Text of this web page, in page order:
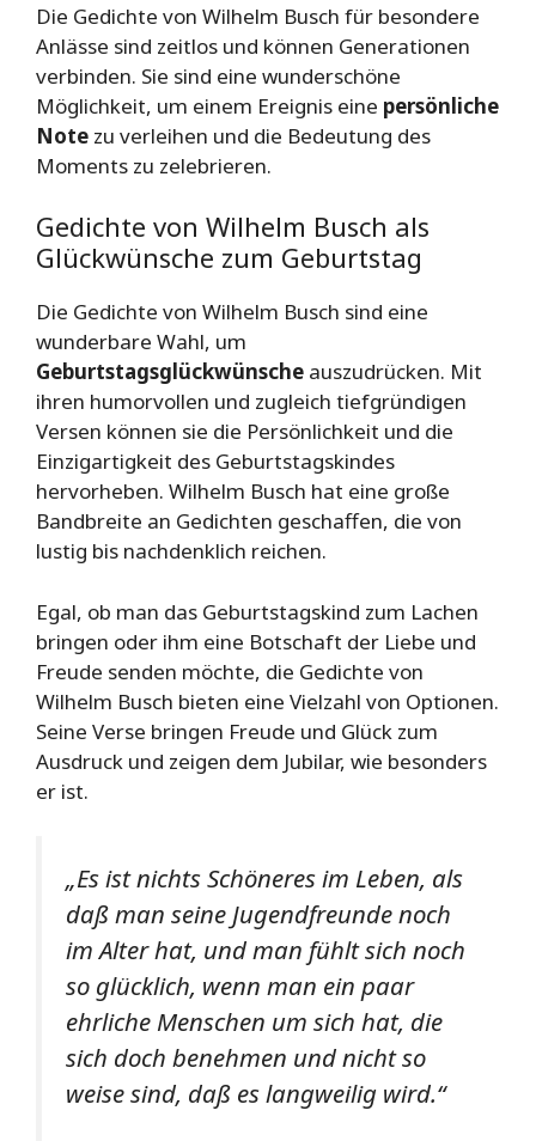
Die Gedichte von Wilhelm Busch für besondere
Anlässe sind zeitlos und können Generationen
verbinden. Sie sind eine wunderschöne
Möglichkeit, um einem Ereignis eine persönliche
Note zu verleihen und die Bedeutung des
Moments zu zelebrieren.
Gedichte von Wilhelm Busch als
Glückwünsche zum Geburtstag
Die Gedichte von Wilhelm Busch sind eine
wunderbare Wahl, um
Geburtstagsglückwünsche auszudrücken. Mit
ihren humorvollen und zugleich tiefgründigen
Versen können sie die Persönlichkeit und die
Einzigartigkeit des Geburtstagskindes
hervorheben. Wilhelm Busch hat eine große
Bandbreite an Gedichten geschaffen, die von
lustig bis nachdenklich reichen.
Egal, ob man das Geburtstagskind zum Lachen
bringen oder ihm eine Botschaft der Liebe und
Freude senden möchte, die Gedichte von
Wilhelm Busch bieten eine Vielzahl von Optionen.
Seine Verse bringen Freude und Glück zum
Ausdruck und zeigen dem Jubilar, wie besonders
er ist.
„Es ist nichts Schöneres im Leben, als
daß man seine Jugendfreunde noch
im Alter hat, und man fühlt sich noch
so glücklich, wenn man ein paar
ehrliche Menschen um sich hat, die
sich doch benehmen und nicht so
weise sind, daß es langweilig wird.“